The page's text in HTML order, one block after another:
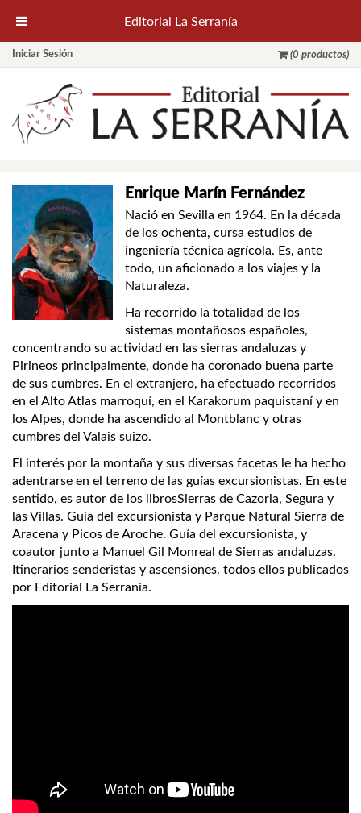
Iniciar Sesión (0 productos)
Enrique Marín Fernández
Nació en Sevilla en 1964. En la década
de los ochenta, cursa estudios de
ingeniería técnica agrícola. Es, ante
todo, un aficionado a los viajes y la
Naturaleza.
Ha recorrido la totalidad de los
sistemas montañosos españoles,
concentrando su actividad en las sierras andaluzas y
Pirineos principalmente, donde ha coronado buena parte
de sus cumbres. En el extranjero, ha efectuado recorridos
en el Alto Atlas marroquí, en el Karakorum paquistaní y en
los Alpes, donde ha ascendido al Montblanc y otras
cumbres del Valais suizo.
El interés por la montaña y sus diversas facetas le ha hecho
adentrarse en el terreno de las guías excursionistas. En este
sentido, es autor de los librosSierras de Cazorla, Segura y
las Villas. Guía del excursionista y Parque Natural Sierra de
Aracena y Picos de Aroche. Guía del excursionista, y
coautor junto a Manuel Gil Monreal de Sierras andaluzas.
Itinerarios senderistas y ascensiones, todos ellos publicados
por Editorial La Serranía.
Editorial La Serranía